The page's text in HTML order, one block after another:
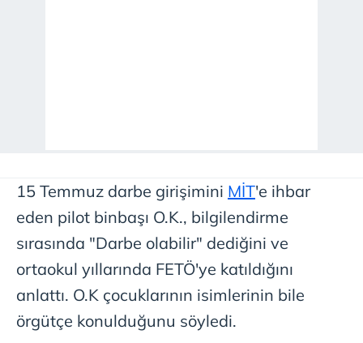
15 Temmuz darbe girişimini MİT'e ihbar
eden pilot binbaşı O.K., bilgilendirme
sırasında "Darbe olabilir" dediğini ve
ortaokul yıllarında FETÖ'ye katıldığını
anlattı. O.K çocuklarının isimlerinin bile
örgütçe konulduğunu söyledi.